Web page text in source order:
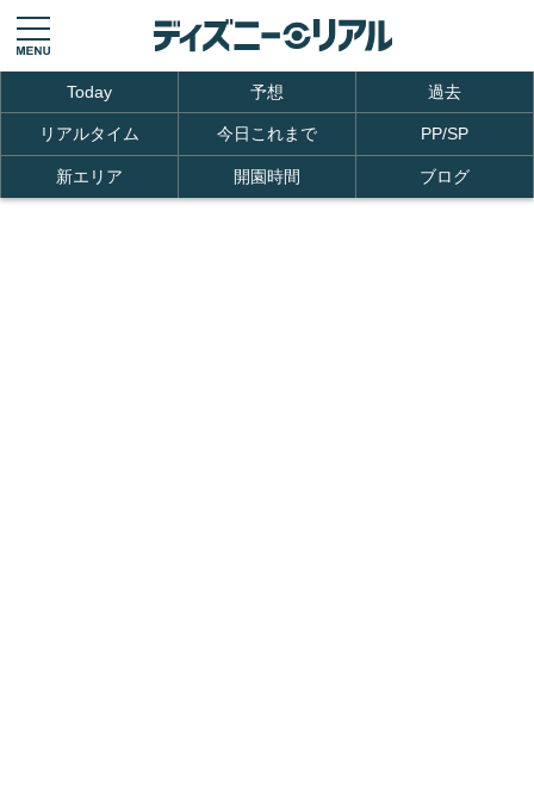
Today 予想 過去
リアルタイム 今日これまで PP/SP
新エリア 開園時間 ブログ